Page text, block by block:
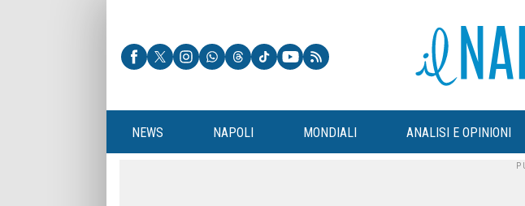
NEWS NAPOLI MONDIALI ANALISI E OPINIONI